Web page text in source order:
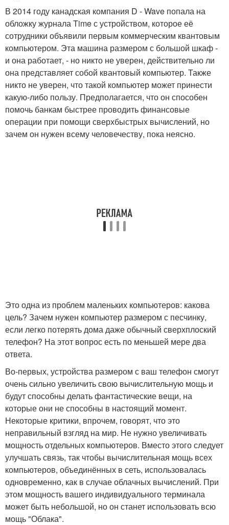
В 2014 году канадская компания D - Wave попала на
обложку журнала Time с устройством, которое её
сотрудники объявили первым коммерческим квантовым
компьютером. Эта машина размером с большой шкаф -
и она работает, - но никто не уверен, действительно ли
она представляет собой квантовый компьютер. Также
никто не уверен, что такой компьютер может принести
какую-либо пользу. Предполагается, что он способен
помочь банкам быстрее проводить финансовые
операции при помощи сверхбыстрых вычислений, но
зачем он нужен всему человечеству, пока неясно.
Это одна из проблем маленьких компьютеров: какова
цель? Зачем нужен компьютер размером с песчинку,
если легко потерять дома даже обычный сверхплоский
телефон? На этот вопрос есть по меньшей мере два
ответа.
Во-первых, устройства размером с ваш телефон смогут
очень сильно увеличить свою вычислительную мощь и
будут способны делать фантастические вещи, на
которые они не способны в настоящий момент.
Некоторые критики, впрочем, говорят, что это
неправильный взгляд на мир. Не нужно увеличивать
мощность отдельных компьютеров. Вместо этого следует
улучшать связь, так чтобы вычислительная мощь всех
компьютеров, объединённых в сеть, использовалась
одновременно, как в случае облачных вычислений. При
этом мощность вашего индивидуального терминала
может быть небольшой, но он станет использовать всю
мощь "Облака".